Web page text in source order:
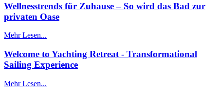
Wellnesstrends für Zuhause – So wird das Bad zur
privaten Oase
Mehr Lesen...
Welcome to Yachting Retreat - Transformational
Sailing Experience
Mehr Lesen...